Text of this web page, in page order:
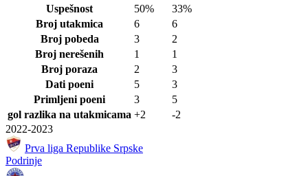
Uspešnost
50%
33%
Broj utakmica
6
6
Broj pobeda
3
2
Broj nerešenih
1
1
Broj poraza
2
3
Dati poeni
5
3
Primljeni poeni
3
5
gol razlika na utakmicama +2
-2
2022-2023
Prva liga Republike Srpske
Podrinje